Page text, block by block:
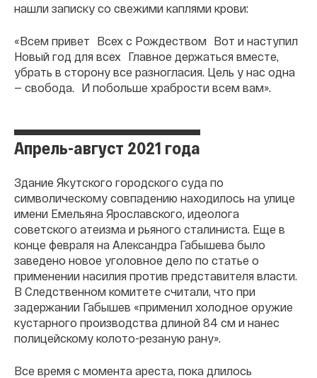
нашли записку со свежими каплями крови:
«Всем привет Всех с Рождеством Вот и наступил
Новый год для всех Главное держаться вместе,
убрать в сторону все разногласия. Цель у нас одна
— свобода. И побольше храбрости всем вам».
Апрель-август 2021 года
Здание Якутского городского суда по
символическому совпадению находилось на улице
имени Емельяна Ярославского, идеолога
советского атеизма и рьяного сталиниста. Еще в
конце февраля на Александра Габышева было
заведено новое уголовное дело по статье о
применении насилия против представителя власти.
В Следственном комитете считали, что при
задержании Габышев «применил холодное оружие
кустарного производства длиной 84 см и нанес
полицейскому колото-резаную рану».
Все время с момента ареста, пока длилось